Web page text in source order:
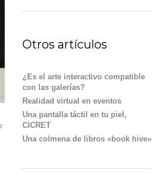
Otros artículos
¿Es el arte interactivo compatible
con las galerías?
Realidad virtual en eventos
Una pantalla táctil en tu piel,
CICRET
Una colmena de libros «book hive»